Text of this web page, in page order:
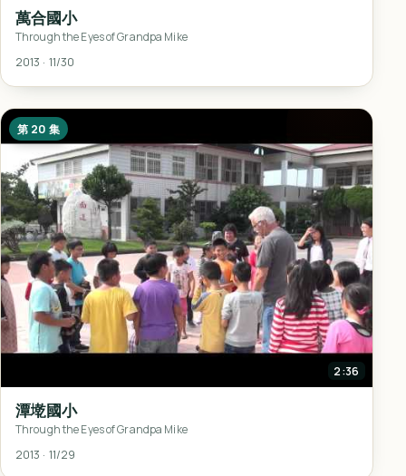
萬合國小
Through the Eyes of Grandpa Mike
2013 · 11/30
第 20 集
2:36
潭墘國小
Through the Eyes of Grandpa Mike
2013 · 11/29